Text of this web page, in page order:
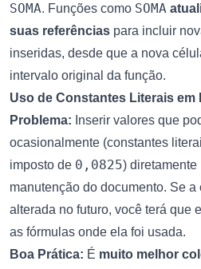
SOMA. Funções como SOMA
suas referências para incluir
inseridas, desde que a nova
intervalo original da função.
Uso de Constantes Literais em
Problema: Inserir valores que
ocasionalmente (constantes
imposto de 0,0825) diretamente
manutenção do documento. Se
alterada no futuro, você terá que
as fórmulas onde ela foi usada.
Boa Prática: É muito melhor